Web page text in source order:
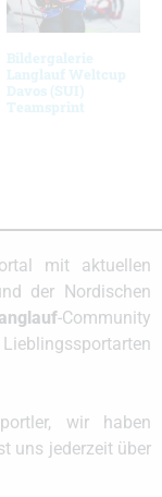
Bildergalerie
Langlauf Weltcup
Davos (SUI)
Teamsprint
mit aktuellen
der Nordischen
-Community
wir haben
uns jederzeit über